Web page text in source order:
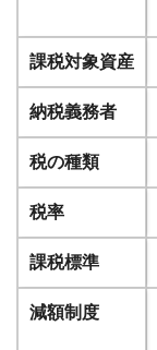
課税対象資産
納税義務者
税の種類
税率
課税標準
減額制度